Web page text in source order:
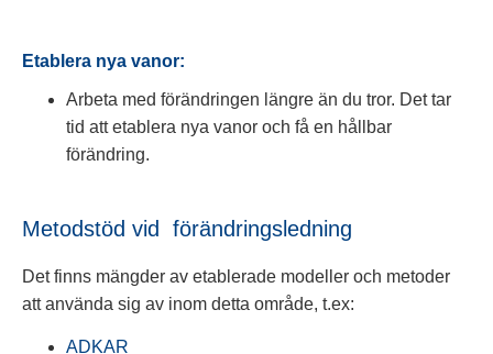
Etablera nya vanor:
Arbeta med förändringen längre än du tror. Det tar
tid att etablera nya vanor och få en hållbar
förändring.
Metodstöd vid förändringsledning
Det finns mängder av etablerade modeller och metoder
att använda sig av inom detta område, t.ex:
ADKAR